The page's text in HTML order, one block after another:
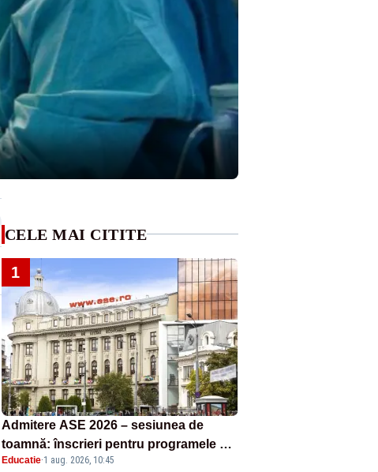
CELE MAI CITITE
1
Admitere ASE 2026 – sesiunea de
toamnă: înscrieri pentru programele de
licență, masterat și doctorat
Educatie·1 aug. 2026, 10:45